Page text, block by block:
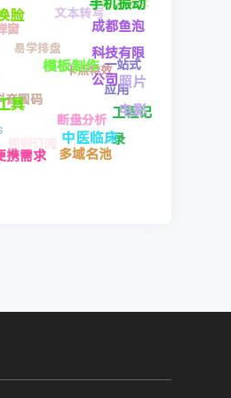
养生健康
一键换脸
某
钉
照片换
脸
自动去广告
运流年
肉放松
助手工具
模板制作
手机振
动
千问输
入法
窗
需求
中医临床
照片电影
工程记录